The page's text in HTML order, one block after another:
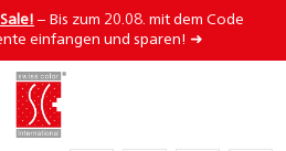
– Bis zum 20.08. mit dem Code
einfangen und sparen! ➜